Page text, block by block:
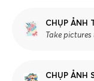
CHỤP ẢNH
Take
CHỤP ẢNH